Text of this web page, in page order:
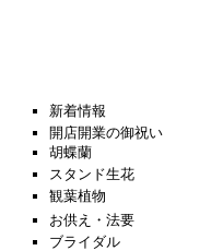
新着情報
開店開業の御祝い
胡蝶蘭
スタンド生花
観葉植物
お供え・法要
ブライダル